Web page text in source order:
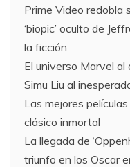
Prime Video redobla
‘biopic’ oculto de
la ficción
El universo Marvel
Simu Liu al
Las mejores
clásico inmortal
La llegada de
triunfo en los Oscar